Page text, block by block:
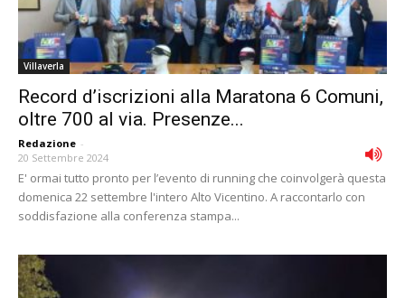
Villaverla
Record d’iscrizioni alla Maratona 6 Comuni,
oltre 700 al via. Presenze...
Redazione -
20 Settembre 2024
E' ormai tutto pronto per l’evento di running che coinvolgerà questa
domenica 22 settembre l'intero Alto Vicentino. A raccontarlo con
soddisfazione alla conferenza stampa...